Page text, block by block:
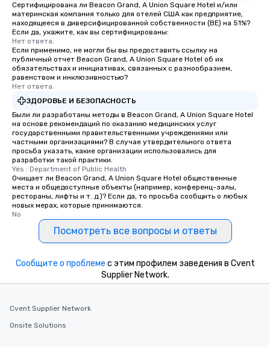
Сертифицирована ли Beacon Grand, A Union Square Hotel и/или
материнская компания только для отелей США как предприятие,
находящееся в диверсифицированной собственности (BE) на 51%?
Если да, укажите, как вы сертифицированы:
Нет ответа.
Если применимо, не могли бы вы предоставить ссылку на
публичный отчет Beacon Grand, A Union Square Hotel об их
обязательствах и инициативах, связанных с разнообразием,
равенством и инклюзивностью?
Нет ответа.
ЗДОРОВЬЕ И БЕЗОПАСНОСТЬ
Были ли разработаны методы в Beacon Grand, A Union Square Hotel
на основе рекомендаций по оказанию медицинских услуг
государственными правительственными учреждениями или
частными организациями? В случае утвердительного ответа
просьба указать, какие организации использовались для
разработки такой практики.
Yes : Department of Public Health
Очищает ли Beacon Grand, A Union Square Hotel общественные
места и общедоступные объекты (например, конференц-залы,
рестораны, лифты и т. д.)? Если да, то просьба сообщить о любых
новых мерах, которые принимаются.
No
Посмотреть все вопросы и ответы
Сообщите о проблеме с этим профилем заведения в Cvent
Supplier Network.
Cvent Supplier Network
Onsite Solutions